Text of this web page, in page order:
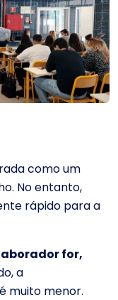
como um
No entanto,
rápido para a
for,
a
muito menor.